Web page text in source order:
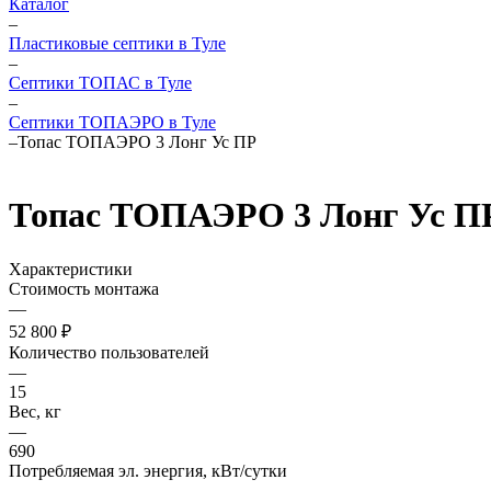
Каталог
–
Пластиковые септики в Туле
–
Септики ТОПАС в Туле
–
Септики ТОПАЭРО в Туле
–Топас ТОПАЭРО 3 Лонг Ус ПР
Топас ТОПАЭРО 3 Лонг Ус
Характеристики
Стоимость монтажа
—
52 800 ₽
Количество пользователей
—
15
Вес, кг
—
690
Потребляемая эл. энергия, кВт/сутки